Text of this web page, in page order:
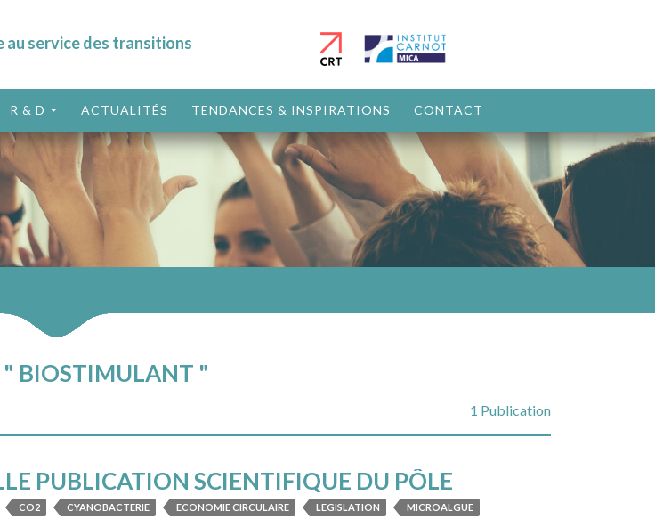
service des transitions
R & D ACTUALITÉS TENDANCES & INSPIRATIONS CONTACT
BIOSTIMULANT "
1 Publication
PUBLICATION SCIENTIFIQUE DU PÔLE
CO2 CYANOBACTERIE ECONOMIE CIRCULAIRE LEGISLATION
MICROALGUE